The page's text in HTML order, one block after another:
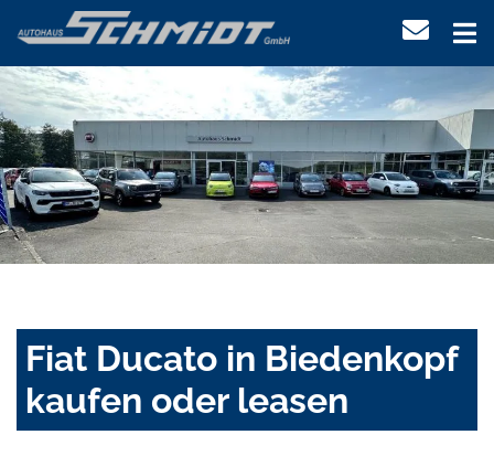
Fiat Ducato in Biedenkopf
kaufen oder leasen